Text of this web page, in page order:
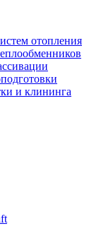
отопления
и клининга